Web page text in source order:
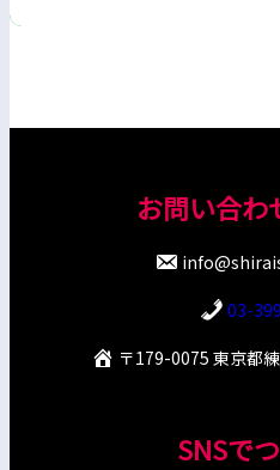
お問い合わ
03-
〒179-0075 東京都
SNSで